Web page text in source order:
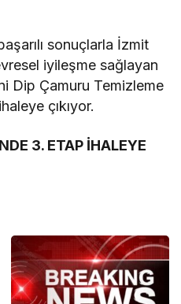
sonuçlarla İzmit
iyileşme sağlayan
Dip Çamuru Temizleme
çıkıyor.
3. ETAP İHALEYE